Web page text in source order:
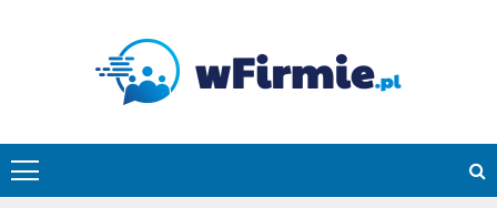
Wfirmie.pl